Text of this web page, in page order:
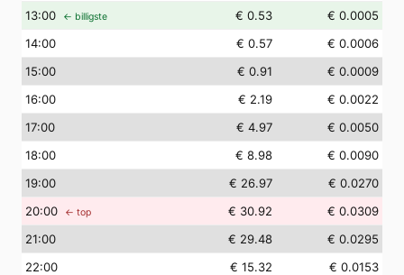
13:00 ← billigste € 0.53
€ 0.0005
14:00 € 0.57
€ 0.0006
15:00 € 0.91
€ 0.0009
16:00 € 2.19
€ 0.0022
17:00 € 4.97
€ 0.0050
18:00 € 8.98
€ 0.0090
19:00 € 26.97
€ 0.0270
20:00 ← top € 30.92
€ 0.0309
21:00 € 29.48
€ 0.0295
22:00 € 15.32
€ 0.0153